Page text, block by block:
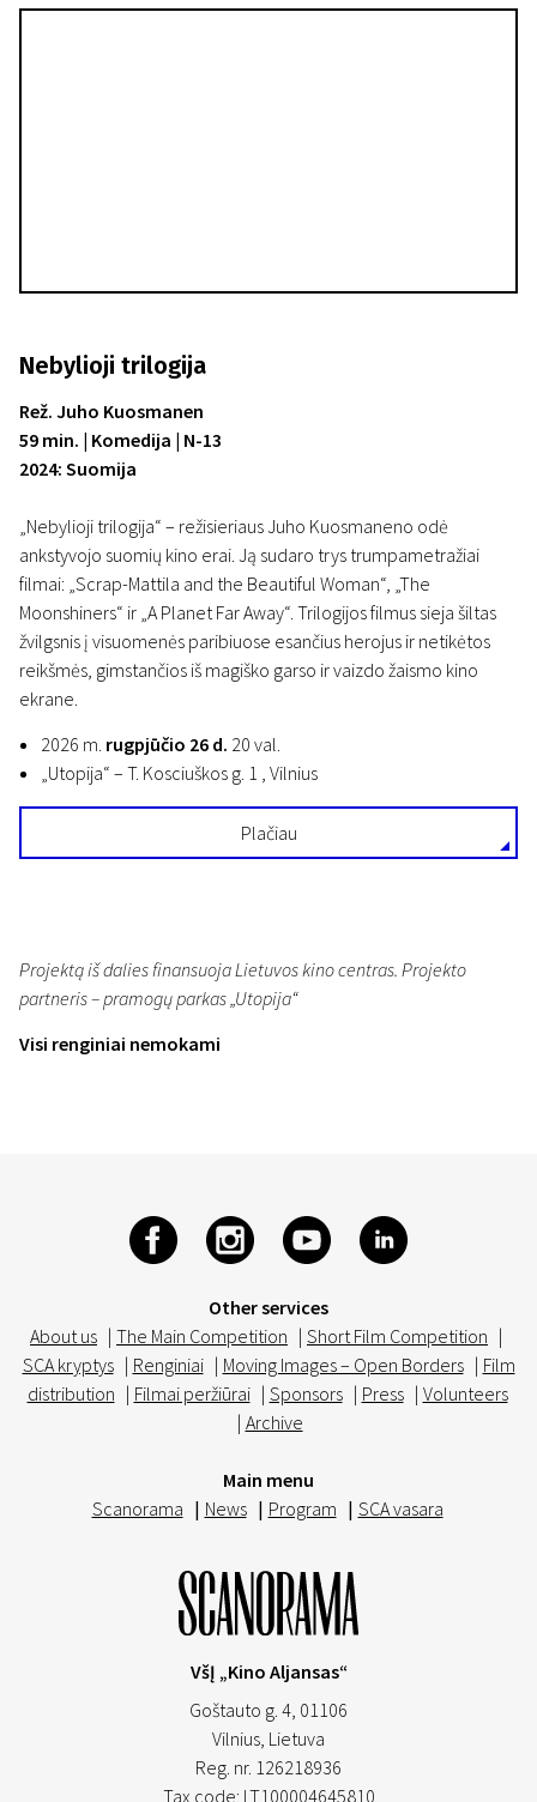
Nebylioji trilogija
Rež. Juho Kuosmanen
59 min. | Komedija | N-13
2024: Suomija
„Nebylioji trilogija“ – režisieriaus Juho Kuosmaneno odė
ankstyvojo suomių kino erai. Ją sudaro trys trumpametražiai
filmai: „Scrap-Mattila and the Beautiful Woman“, „The
Moonshiners“ ir „A Planet Far Away“. Trilogijos filmus sieja šiltas
žvilgsnis į visuomenės paribiuose esančius herojus ir netikėtos
reikšmės, gimstančios iš magiško garso ir vaizdo žaismo kino
ekrane.
2026 m. rugpjūčio 26 d. 20 val.
„Utopija“ – T. Kosciuškos g. 1 , Vilnius
Plačiau
Projektą iš dalies finansuoja Lietuvos kino centras. Projekto
partneris – pramogų parkas „Utopija“
Visi renginiai nemokami
Other services
About us | The Main Competition | Short Film Competition |
SCA kryptys | Renginiai | Moving Images – Open Borders | Film
distribution | Filmai peržiūrai | Sponsors | Press | Volunteers
| Archive
Main menu
Scanorama | News | Program | SCA vasara
VšĮ „Kino Aljansas“
Goštauto g. 4, 01106
Vilnius, Lietuva
Reg. nr. 126218936
Tax code: LT100004645810